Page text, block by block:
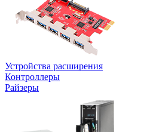
Устройства расширения
Контроллеры
Райзеры